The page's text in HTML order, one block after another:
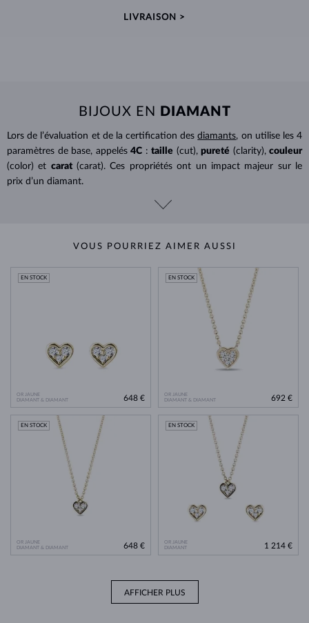
LIVRAISON >
BIJOUX EN DIAMANT
Lors de l’évaluation et de la certification desdiamants, on utilise les 4
paramètres de base, appelés 4C : taille (cut), pureté (clarity), couleur
(color) et carat (carat). Ces propriétés ont un impact majeur sur le
prix d’un diamant.
VOUS POURRIEZ AIMER AUSSI
OR JAUNE
DIAMANT & DIAMANT
EN STOCK
648 €
OR JAUNE
DIAMANT & DIAMANT
EN STOCK
692 €
OR JAUNE
DIAMANT & DIAMANT
EN STOCK
648 €
OR JAUNE
DIAMANT
EN STOCK
1 214 €
AFFICHER PLUS